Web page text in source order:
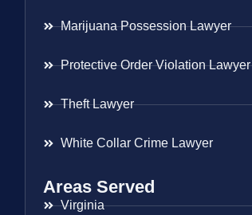
Marijuana Possession Lawyer
Protective Order Violation Lawyer
Theft Lawyer
White Collar Crime Lawyer
Areas Served
Virginia